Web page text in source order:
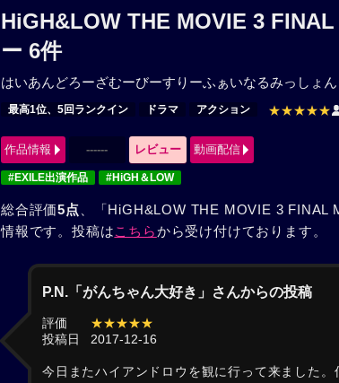
HiGH&LOW THE MOVIE 3
ー 6件
はいあんどろーざむーびーすりーふぁいなるみっしょん
最高1位、5回ランクイン ドラマ アクション ★★★★★
作品情報 ------ レビュー 動画配信
#EXILE出演作品 #HiGH＆LOW
総合評価5点 、「HiGH&LOW THE MOVIE 3 FINAL
情報です。投稿はこちらから受け付けております。
P.N.「がんちゃん大好き」さんからの投稿
評価
★★★★★
投稿日
2017-12-16
今日またハイアンドロウを観に行って来ました